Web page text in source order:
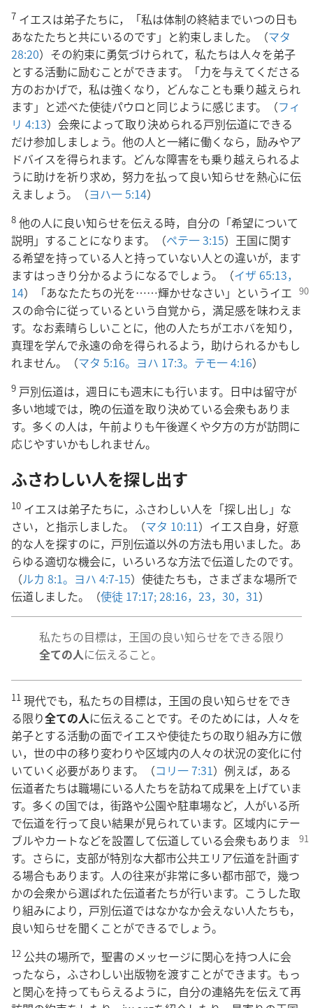
7 イエスは弟子たちに，「私は体制の終結までいつの日も
あなたたちと共にいるのです」と約束しました。（マタ
28:20）その約束に勇気づけられて，私たちは人々を弟子
とする活動に励むことができます。「力を与えてくださる
方のおかげで，私は強くなり，どんなことも乗り越えられ
ます」と述べた使徒パウロと同じように感じます。（フィ
リ 4:13）会衆によって取り決められる戸別伝道にできる
だけ参加しましょう。他の人と一緒に働くなら，励みやア
ドバイスを得られます。どんな障害をも乗り越えられるよ
うに助けを祈り求め，努力を払って良い知らせを熱心に伝
えましょう。（ヨハ一 5:14）
8 他の人に良い知らせを伝える時，自分の「希望について
説明」することになります。（ペテ一 3:15）王国に関す
る希望を持っている人と持っていない人との違いが，ます
ますはっきり分かるようになるでしょう。（イザ 65:13，
14）「あなたたちの光を……輝かせなさい」というイエ
スの命令に従っているという自覚から，満足感を味わえま
す。なお素晴らしいことに，他の人たちがエホバを知り，
真理を学んで永遠の命を得られるよう，助けられるかもし
れません。（マタ 5:16。 ヨハ 17:3。 テモ一 4:16）
9 戸別伝道は，週日にも週末にも行います。日中は留守が
多い地域では，晩の伝道を取り決めている会衆もありま
す。多くの人は，午前よりも午後遅くや夕方の方が訪問に
応じやすいかもしれません。
ふさわしい人を探し出す
10 イエスは弟子たちに，ふさわしい人を「探し出し」な
さい，と指示しました。（マタ 10:11）イエス自身，好意
的な人を探すのに，戸別伝道以外の方法も用いました。あ
らゆる適切な機会に，いろいろな方法で伝道したのです。
（ルカ 8:1。 ヨハ 4:7-15）使徒たちも，さまざまな場所で
伝道しました。（使徒 17:17;28:16， 23， 30，31）
私たちの目標は，王国の良い知らせをできる限り
全ての人に伝えること。
11 現代でも，私たちの目標は，王国の良い知らせをでき
る限り全ての人に伝えることです。そのためには，人々を
弟子とする活動の面でイエスや使徒たちの取り組み方に倣
い，世の中の移り変わりや区域内の人々の状況の変化に付
いていく必要があります。（コリ一 7:31）例えば，ある
伝道者たちは職場にいる人たちを訪ねて成果を上げていま
す。多くの国では，街路や公園や駐車場など，人がいる所
で伝道を行って良い結果が見られています。区域内にテー
ブルやカートなどを設置して伝道している会衆もありま
す。さらに，支部が特別な大都市公共エリア伝道を計画す
る場合もあります。人の往来が非常に多い都市部で，幾つ
かの会衆から選ばれた伝道者たちが行います。こうした取
り組みにより，戸別伝道ではなかなか会えない人たちも，
良い知らせを聞くことができるでしょう。
12 公共の場所で，聖書のメッセージに関心を持つ人に会
ったなら，ふさわしい出版物を渡すことができます。もっ
と関心を持ってもらえるように，自分の連絡先を伝えて再